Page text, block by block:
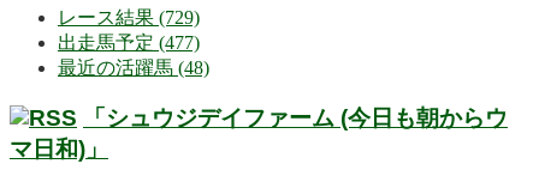
レース結果 (729)
出走馬予定 (477)
最近の活躍馬 (48)
「シュウジデイファーム (今日も朝からウ
マ日和)」